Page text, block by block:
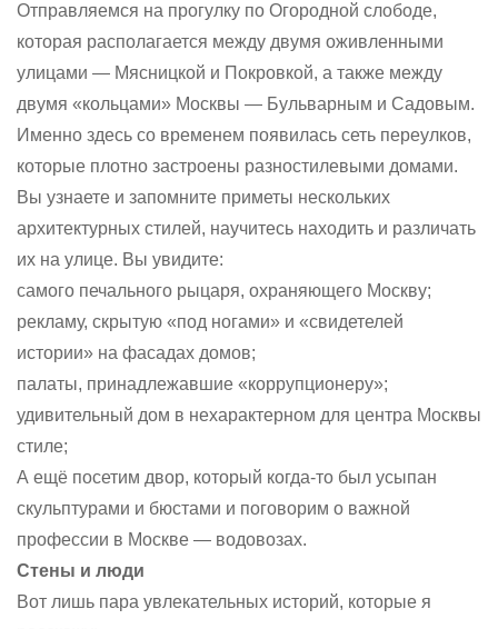
Отправляемся на прогулку по Огородной слободе,
которая располагается между двумя оживленными
улицами — Мясницкой и Покровкой, а также между
двумя «кольцами» Москвы — Бульварным и Садовым.
Именно здесь со временем появилась сеть переулков,
которые плотно застроены разностилевыми домами.
Вы узнаете и запомните приметы нескольких
архитектурных стилей, научитесь находить и различать
их на улице. Вы увидите:
самого печального рыцаря, охраняющего Москву;
рекламу, скрытую «под ногами» и «свидетелей
истории» на фасадах домов;
палаты, принадлежавшие «коррупционеру»;
удивительный дом в нехарактерном для центра Москвы
стиле;
А ещё посетим двор, который когда-то был усыпан
скульптурами и бюстами и поговорим о важной
профессии в Москве — водовозах.
Стены и люди
Вот лишь пара увлекательных историй, которые я